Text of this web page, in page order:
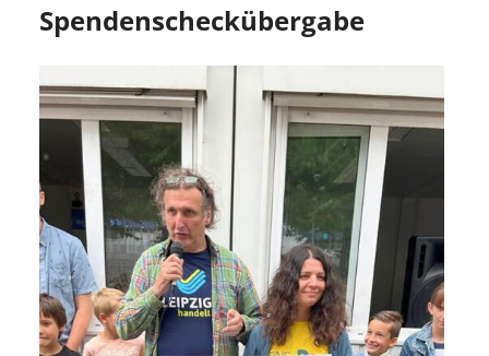
Spendenscheckübergabe